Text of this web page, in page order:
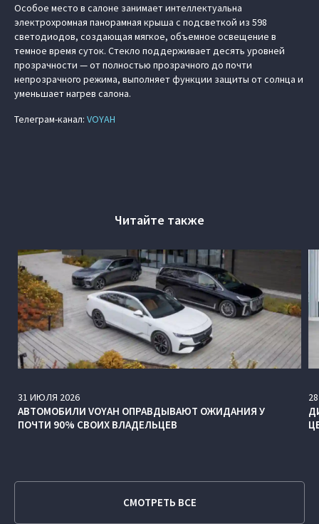
Особое место в салоне занимает интеллектуальна
электрохромная панорамная крыша с подсветкой из 598
светодиодов, создающая мягкое, объемное освещение в
темное время суток. Стекло поддерживает десять уровней
прозрачности — от полностью прозрачного до почти
непрозрачного режима, выполняет функции защиты от солнца и
уменьшает нагрев салона.
Телеграм-канал: VOYAH
Читайте также
31 ИЮЛЯ 2026
АВТОМОБИЛИ VOYAH ОПРАВДЫВАЮТ ОЖИДАНИЯ У
ПОЧТИ 90% СВОИХ ВЛАДЕЛЬЦЕВ
28
СМОТРЕТЬ ВСЕ